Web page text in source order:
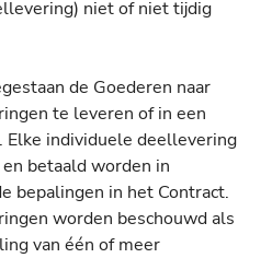
niet of niet tijdig
de Goederen naar
te leveren of in een
Elke individuele deellevering
betaald worden in
bepalingen in het Contract.
worden beschouwd als
van één of meer